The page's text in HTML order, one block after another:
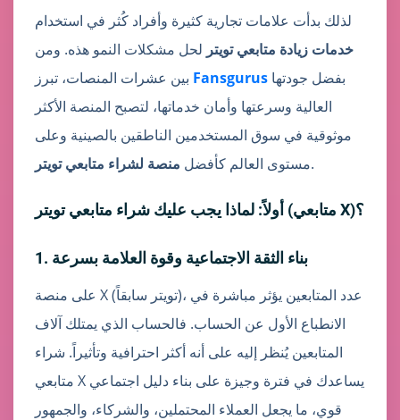
لذلك بدأت علامات تجارية كثيرة وأفراد كُثر في استخدام
خدمات زيادة متابعي تويتر لحل مشكلات النمو هذه. ومن
Fansgurus
العالية وسرعتها وأمان خدماتها، لتصبح المنصة الأكثر
موثوقية في سوق المستخدمين الناطقين بالصينية وعلى
مستوى العالم كأفضل منصة لشراء متابعي تويتر .
أولاً: لماذا يجب عليك شراء متابعي تويتر (متابعي X)؟
1. بناء الثقة الاجتماعية وقوة العلامة بسرعة
على منصة X (تويتر سابقاً)، عدد المتابعين يؤثر مباشرة في
الانطباع الأول عن الحساب. فالحساب الذي يمتلك آلاف
المتابعين يُنظر إليه على أنه أكثر احترافية وتأثيراً. شراء
متابعي X يساعدك في فترة وجيزة على بناء دليل اجتماعي
قوي، ما يجعل العملاء المحتملين، والشركاء، والجمهور